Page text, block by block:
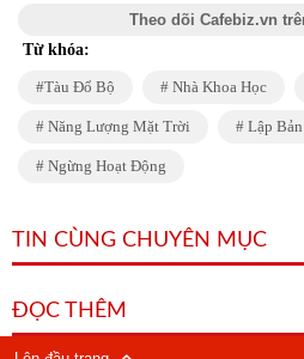
Theo dõi Cafebiz.vn
Từ khóa:
Tàu Đổ Bộ Nhà Khoa Học
Năng Lượng Mặt Trời Lập
Ngừng Hoạt Động
TIN CÙNG CHUYÊN MỤC
ĐỌC THÊM